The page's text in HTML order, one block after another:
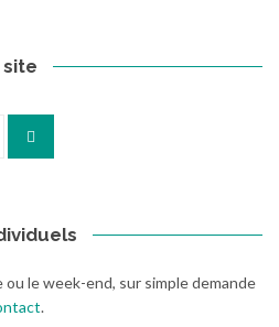
site
le week-end, sur simple demande
.